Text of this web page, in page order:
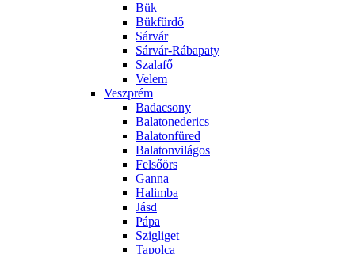
Bük
Bükfürdő
Sárvár
Sárvár-Rábapaty
Szalafő
Velem
Veszprém
Badacsony
Balatonederics
Balatonfüred
Balatonvilágos
Felsőörs
Ganna
Halimba
Jásd
Pápa
Szigliget
Tapolca